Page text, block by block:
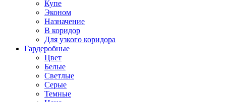
Купе
Эконом
Назначение
В коридор
Для узкого коридора
Гардеробные
Цвет
Белые
Светлые
Серые
Темные